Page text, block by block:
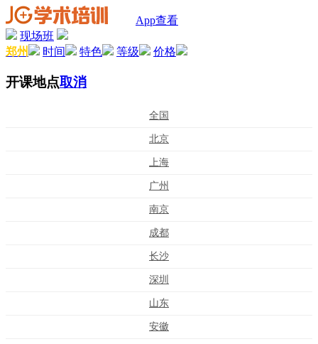
App查看
现场班
郑州
时间 特色 等级 价格
开课地点取消
全国
北京
上海
广州
南京
成都
长沙
深圳
山东
安徽